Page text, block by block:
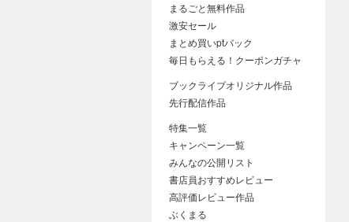
まるごと無料作品
激安セール
まとめ買いptバック
毎日もらえる！クーポンガチャ
ブックライブオリジナル作品
先行配信作品
特集一覧
キャンペーン一覧
みんなの公開リスト
書店員おすすめレビュー
高評価レビュー作品
ぶくまる